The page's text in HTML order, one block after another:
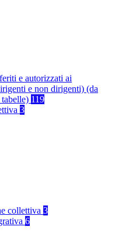
e autorizzati ai
e non dirigenti) (da
119
3
collettiva 3
6